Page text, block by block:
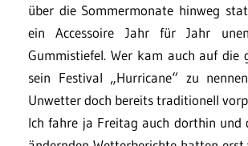
über die Sommermonate hinweg
ein Accessoire Jahr für Jahr
Gummistiefel. Wer kam auch auf die
sein Festival „Hurricane“ zu
Unwetter doch bereits traditionell
Ich fahre ja Freitag auch dorthin und